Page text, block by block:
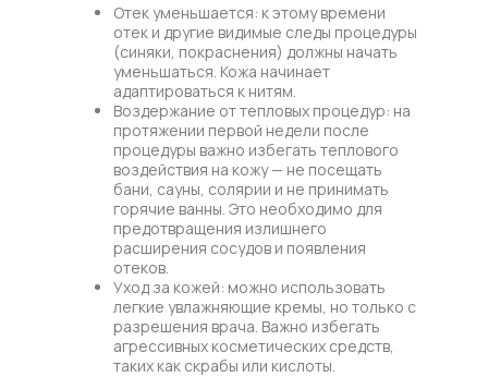
Отек уменьшается: к этому времени
отек и другие видимые следы процедуры
(синяки, покраснения) должны начать
уменьшаться. Кожа начинает
адаптироваться к нитям.
Воздержание от тепловых процедур: на
протяжении первой недели после
процедуры важно избегать теплового
воздействия на кожу — не посещать
бани, сауны, солярии и не принимать
горячие ванны. Это необходимо для
предотвращения излишнего
расширения сосудов и появления
отеков.
Уход за кожей: можно использовать
легкие увлажняющие кремы, но только с
разрешения врача. Важно избегать
агрессивных косметических средств,
таких как скрабы или кислоты.